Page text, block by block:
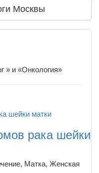
Москвы
» и «Онкология»
рака шейки
Матка, Женская